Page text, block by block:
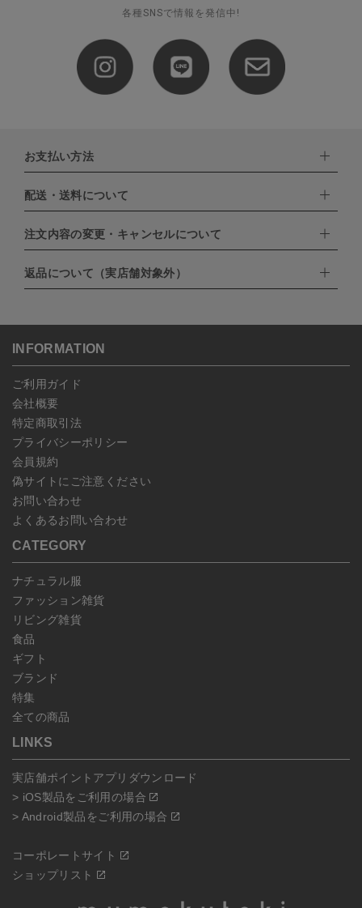
各種SNSで情報を発信中!
お支払い方法
下記お支払い方法よりお選びいただけます。
・クレジットカード（VISA,mastercard,JCB,AMERICAN
EXPRESS,Diners Club）
・PayPay
・NP後払い
配送・送料について
配達業者：日本郵便
北海道：1,400円
沖縄：1,400円
注文内容の変更・キャンセルについて
ご注文日当日から翌日のAM9:00までにご連絡頂いた場合はキャン
セルは可能です。
ンセルしていただいた後、ご希望の商品のみ再度ご注文お願いしま
予約商品など一部キャンセルが出来ない場合がございます。あらか
じめご了承ください。
返品について（実店舗対象外）
こちらよりご依頼ください。
INFORMATION
ご利用ガイド
会社概要
特定商取引法
プライバシーポリシー
会員規約
偽サイトにご注意ください
お問い合わせ
よくあるお問い合わせ
CATEGORY
ナチュラル服
ファッション雑貨
リビング雑貨
食品
ギフト
ブランド
特集
全ての商品
LINKS
実店舗ポイントアプリダウンロード
> iOS製品をご利用の場合
> Android製品をご利用の場合
コーポレートサイト
ショップリスト